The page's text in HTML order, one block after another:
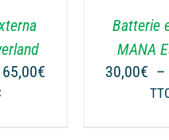
65,00€
Batterie
MANA
30,00€ –